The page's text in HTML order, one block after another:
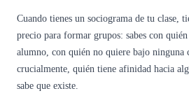
Cuando tienes un sociograma de tu clase,
precio para formar grupos: sabes con
alumno, con quién no quiere bajo ninguna
crucialmente, quién tiene afinidad hacia
sabe que existe.